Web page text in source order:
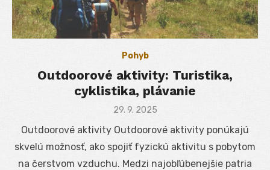
Pohyb
Outdoorové aktivity: Turistika,
cyklistika, plávanie
Posted
29. 9. 2025
Outdoorové aktivity Outdoorové aktivity ponúkajú
skvelú možnosť, ako spojiť fyzickú aktivitu s pobytom
na čerstvom vzduchu. Medzi najobľúbenejšie patria